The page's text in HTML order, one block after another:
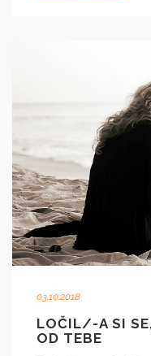
03.10.2018
LOČIL/-A SI
OD TEBE